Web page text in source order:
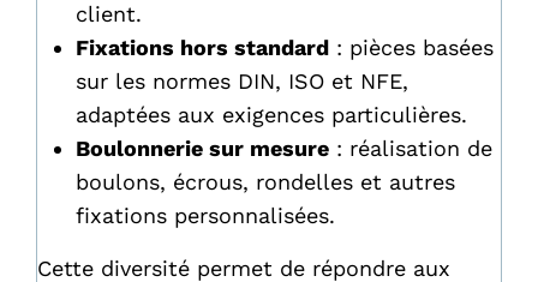
client.
Fixations hors standard : pièces basées
sur les normes DIN, ISO et NFE,
adaptées aux exigences particulières.
Boulonnerie sur mesure : réalisation de
boulons, écrous, rondelles et autres
fixations personnalisées.
Cette diversité permet de répondre aux